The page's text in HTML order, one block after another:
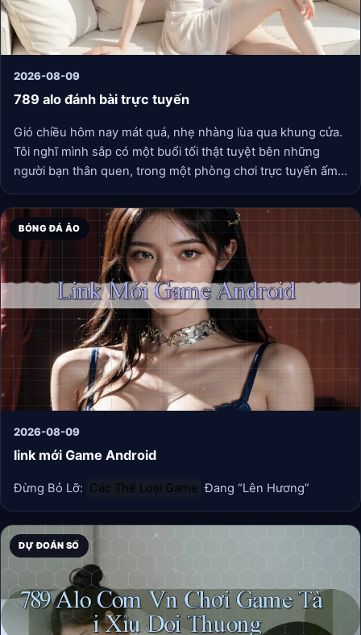
2026-08-09
789 alo đánh bài trực tuyến
Gió chiều hôm nay mát quá, nhẹ nhàng lùa qua khung cửa.
Tôi nghĩ mình sắp có một buổi tối thật tuyệt bên những
người bạn thân quen, trong một phòng chơi trực tuyến ấm
cúng nào đó, cùng nhau chia sẻ những câu chuyện không
đầu không cuối, và thỉnh thoảng lại bật lên tiếng cười vì một
tình huống bất ngờ nào đó. Cuộc sống, đôi khi, những điều
giản dị và chân thành như thế lại là thứ đáng trân trọng
nhất.
BÓNG ĐÁ ẢO
2026-08-09
link mới Game Android
Đừng Bỏ Lỡ: Các Thể Loại Game Đang “Lên Hương”
DỰ ĐOÁN SỐ